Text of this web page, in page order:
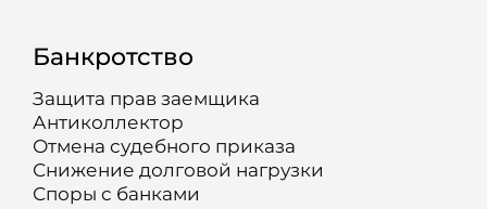
Банкротство
Защита прав заемщика
Антиколлектор
Отмена судебного приказа
Снижение долговой нагрузки
Споры с банками